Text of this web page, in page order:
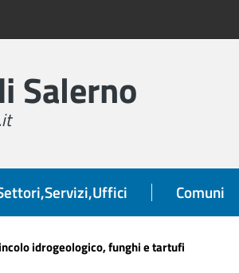
Salerno
Comuni
idrogeologico, funghi e tartufi